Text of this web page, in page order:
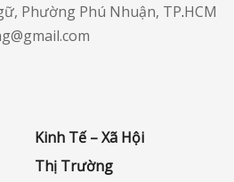
Phường Phú Nhuận, TP.HCM
Kinh Tế – Xã Hội
Thị Trường